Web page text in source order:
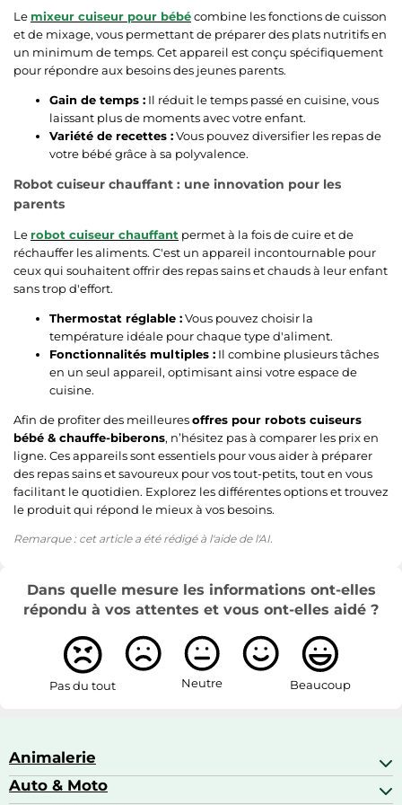
Le mixeur cuiseur pour bébécombine les fonctions de cuisson
et de mixage, vous permettant de préparer des plats nutritifs en
un minimum de temps. Cet appareil est conçu spécifiquement
pour répondre aux besoins des jeunes parents.
Gain de temps : Il réduit le temps passé en cuisine, vous
laissant plus de moments avec votre enfant.
Variété de recettes :Vous pouvez diversifier les repas de
votre bébé grâce à sa polyvalence.
Robot cuiseur chauffant : une innovation pour les
parents
Le robot cuiseur chauffant permet à la fois de cuire et de
réchauffer les aliments. C'est un appareil incontournable pour
ceux qui souhaitent offrir des repas sains et chauds à leur enfant
sans trop d'effort.
Thermostat réglable :Vous pouvez choisir la
température idéale pour chaque type d'aliment.
Fonctionnalités multiples : Il combine plusieurs tâches
en un seul appareil, optimisant ainsi votre espace de
cuisine.
Afin de profiter des meilleuresoffres pour robots cuiseurs
bébé & chauffe-biberons, n’hésitez pas à comparer les prix en
ligne. Ces appareils sont essentiels pour vous aider à préparer
des repas sains et savoureux pour vos tout-petits, tout en vous
facilitant le quotidien. Explorez les différentes options et trouvez
le produit qui répond le mieux à vos besoins.
Remarque : cet article a été rédigé à l'aide de l'AI.
Dans quelle mesure les informations ont-elles
répondu à vos attentes et vous ont-elles aidé ?
Pas du tout Neutre Beaucoup
Animalerie
Abris pour animaux sauvages
Auto & Moto